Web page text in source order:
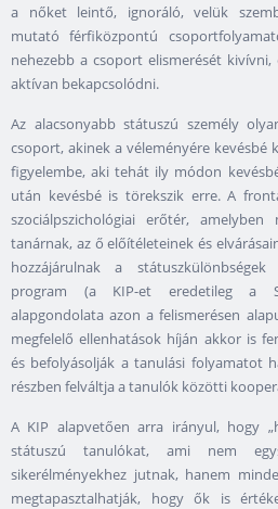
a nőket leintő, ignoráló, velük
mutató férfiközpontú
nehezebb a csoport elismerését
aktívan bekapcsolódni.
Az alacsonyabb státuszú személy
csoport, akinek a véleményére kevésbé
figyelembe, aki tehát ily módon
után kevésbé is törekszik erre. A
szociálpszichológiai erőtér,
tanárnak, az ő előítéleteinek és
hozzájárulnak a
program (a KIP-et eredetileg a
alapgondolata azon a felismerésen
megfelelő ellenhatások híján akkor is
és befolyásolják a tanulási folyamatot
részben felváltja a tanulók közötti
A KIP alapvetően arra irányul, hogy
státuszú tanulókat, ami nem
sikerélményekhez jutnak, hanem
megtapasztalhatják, hogy ők is